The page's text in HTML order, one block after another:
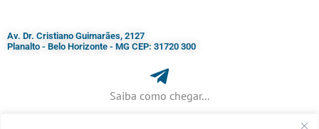
Av. Dr. Cristiano Guimarães, 2127
Planalto - Belo Horizonte - MG CEP: 31720 300
Saiba como chegar...